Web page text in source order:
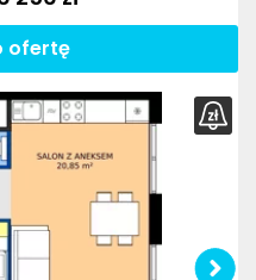
ofertę